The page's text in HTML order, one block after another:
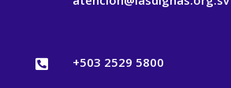
 +503 2529 5800